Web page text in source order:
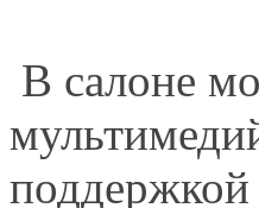
В салоне